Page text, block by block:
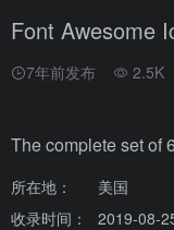
Font Awesome
7年前发布 2.5K
The complete set of
所在地：
美国
收录时间：
2019-08-